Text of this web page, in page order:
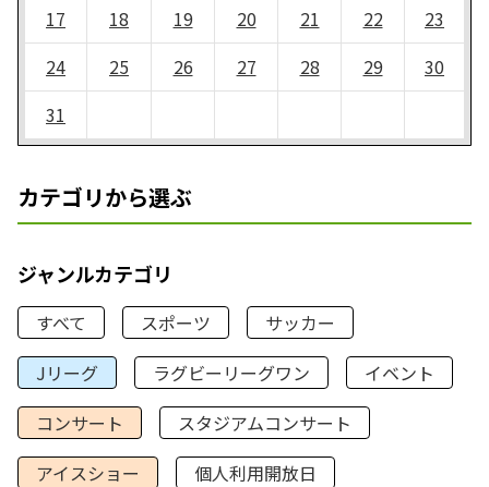
17
18 19 20 21 22
23
24
25 26 27 28 29
30
31
カテゴリから選ぶ
ジャンルカテゴリ
すべて スポーツ
サッカー
Jリーグ
ラグビーリーグワン
イベント
コンサート
スタジアムコンサート
アイスショー
個人利用開放日